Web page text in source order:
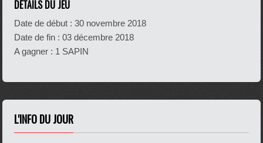
DÉTAILS DU JEU
Date de début :30 novembre 2018
Date de fin :03 décembre 2018
A gagner : 1 SAPIN
L'INFO DU JOUR